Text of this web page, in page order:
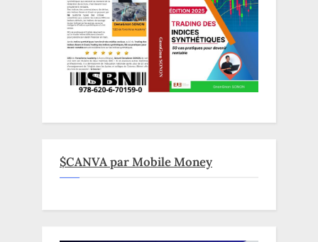
$CANVA par Mobile Money